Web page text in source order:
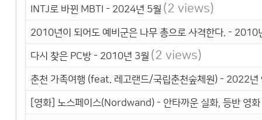
INTJ로 바뀐 MBTI - 2024년 5월 (2 views)
2010년이 되어도 예비군은 나무 총으로 사격한다. - 2010
다시 찾은 PC방 - 2010년 3월 (2 views)
춘천 가족여행 (feat. 레고랜드/국립춘천숲체원) - 2022년
[영화] 노스페이스(Nordwand) - 안타까운 실화, 등반 영화